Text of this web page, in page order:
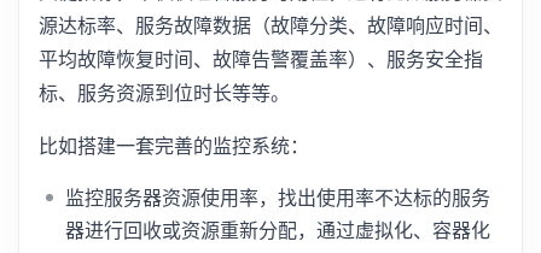
源达标率、服务故障数据（故障分类、故障响应时间、
平均故障恢复时间、故障告警覆盖率）、服务安全指
标、服务资源到位时长等等。
比如搭建一套完善的监控系统：
监控服务器资源使用率，找出使用率不达标的服务
器进行回收或资源重新分配，通过虚拟化、容器化